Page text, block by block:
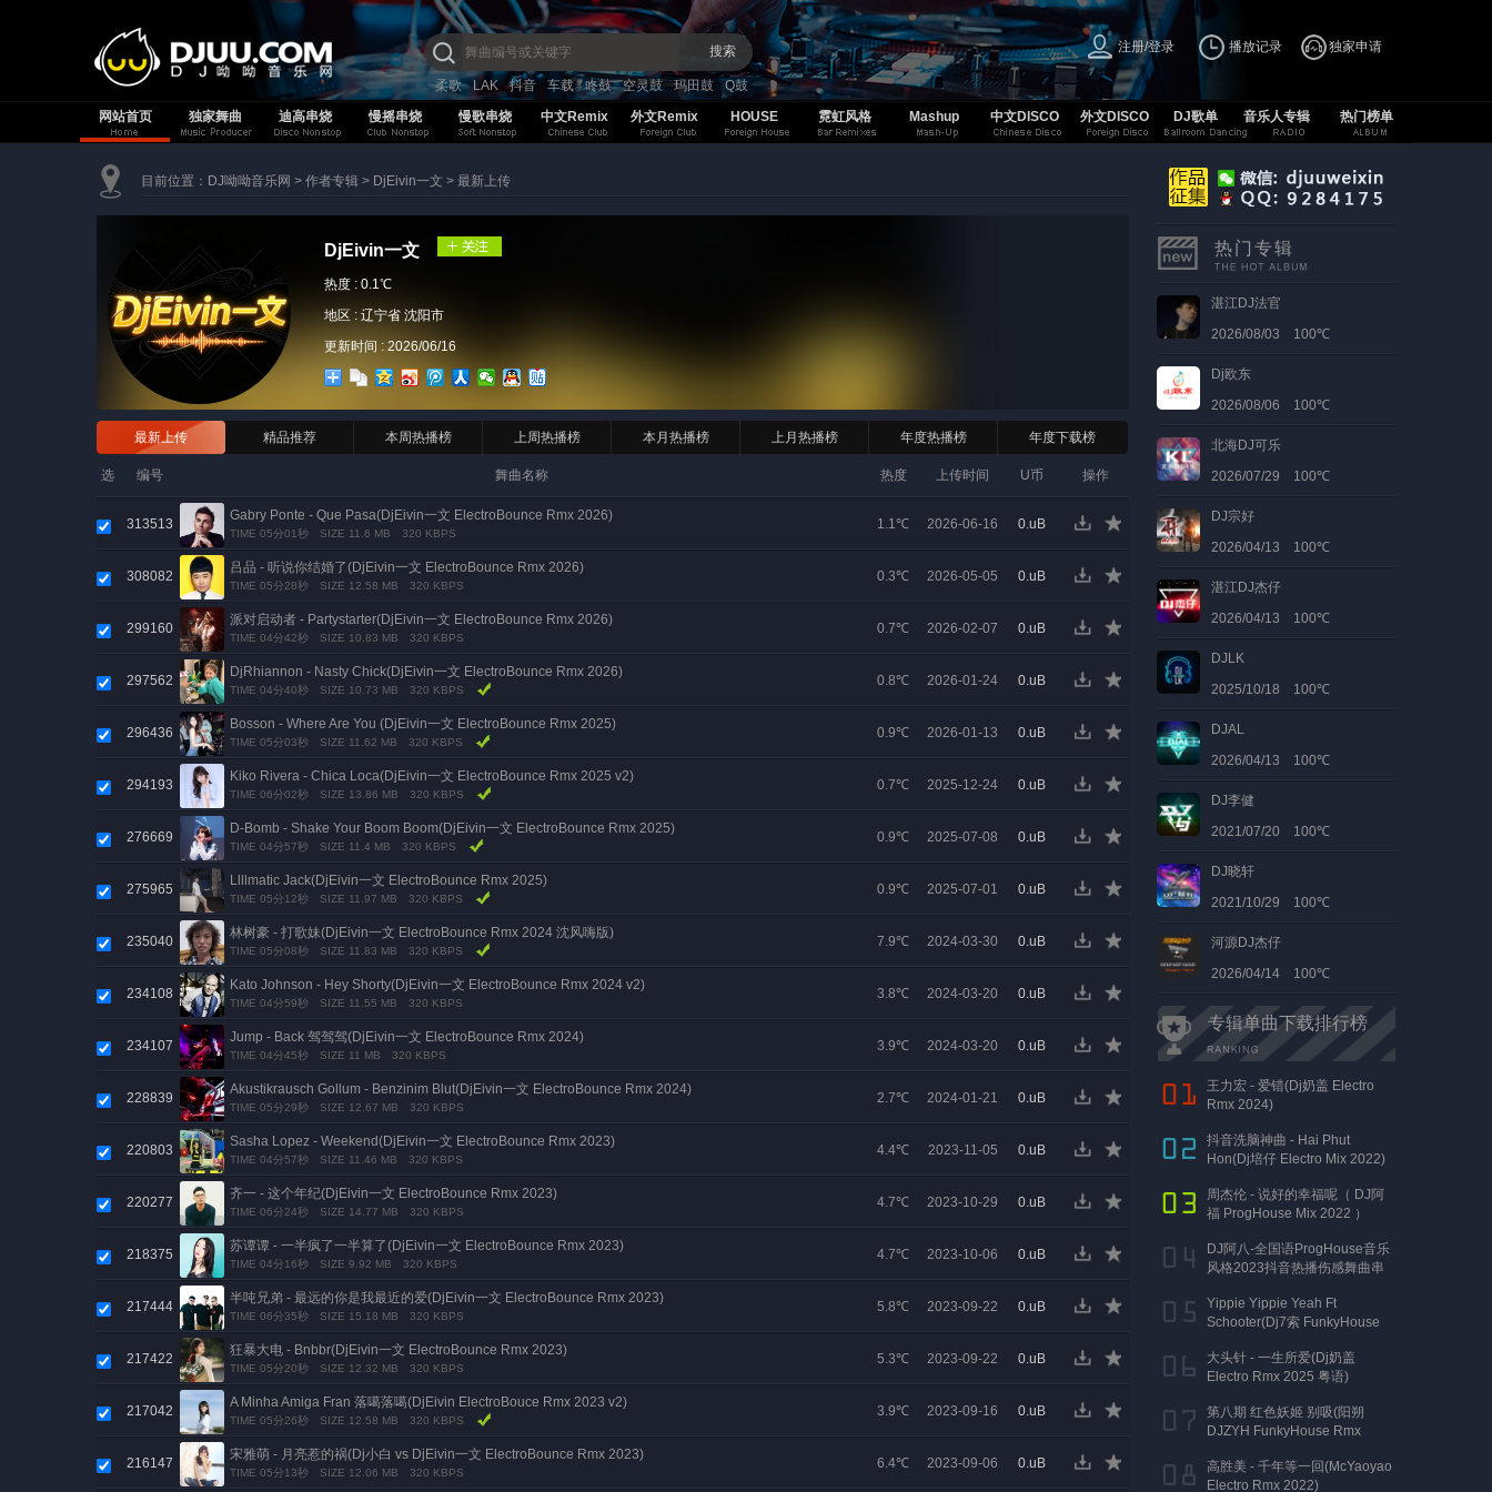
搜索
柔歌 LAK 抖音 车载 咚鼓 空灵鼓 玛田鼓 Q鼓
注册/登录 播放记录 独家申请
网站首页 独家舞曲 迪高串烧 慢摇串烧 慢歌串烧 中文Remix 外文Remix HOUSE 霓虹风格 Mashup 中文DISCO 外文DISCO DJ歌单 音乐人专辑 热门榜单
目前位置： DJ呦呦音乐网 > 作者专辑 > DjEivin一文 > 最新上传
DjEivin一文
热度 : 0.1℃
地区 : 辽宁省 沈阳市
更新时间 : 2026/06/16
最新上传 精品推荐 本周热播榜 上周热播榜 本月热播榜 上月热播榜 年度热播榜 年度下载榜
选 编号 舞曲名称 热度 上传时间 U币 操作
313513
Gabry Ponte - Que Pasa(DjEivin一文 ElectroBounce Rmx 2026)
TIME 05分01秒 SIZE 11.6 MB 320 KBPS
1.1℃ 2026-06-16 0.uB
308082
吕品 - 听说你结婚了(DjEivin一文 ElectroBounce Rmx 2026)
TIME 05分28秒 SIZE 12.58 MB 320 KBPS
0.3℃ 2026-05-05 0.uB
299160
派对启动者 - Partystarter(DjEivin一文 ElectroBounce Rmx 2026)
TIME 04分42秒 SIZE 10.83 MB 320 KBPS
0.7℃ 2026-02-07 0.uB
297562
DjRhiannon - Nasty Chick(DjEivin一文 ElectroBounce Rmx 2026)
TIME 04分40秒 SIZE 10.73 MB 320 KBPS
0.8℃ 2026-01-24 0.uB
296436
Bosson - Where Are You (DjEivin一文 ElectroBounce Rmx 2025)
TIME 05分03秒 SIZE 11.62 MB 320 KBPS
0.9℃ 2026-01-13 0.uB
294193
Kiko Rivera - Chica Loca(DjEivin一文 ElectroBounce Rmx 2025 v2)
TIME 06分02秒 SIZE 13.86 MB 320 KBPS
0.7℃ 2025-12-24 0.uB
276669
D-Bomb - Shake Your Boom Boom(DjEivin一文 ElectroBounce Rmx 2025)
TIME 04分57秒 SIZE 11.4 MB 320 KBPS
0.9℃ 2025-07-08 0.uB
275965
Llllmatic Jack(DjEivin一文 ElectroBounce Rmx 2025)
TIME 05分12秒 SIZE 11.97 MB 320 KBPS
0.9℃ 2025-07-01 0.uB
235040
林树豪 - 打歌妹(DjEivin一文 ElectroBounce Rmx 2024 沈风嗨版)
TIME 05分08秒 SIZE 11.83 MB 320 KBPS
7.9℃ 2024-03-30 0.uB
234108
Kato Johnson - Hey Shorty(DjEivin一文 ElectroBounce Rmx 2024 v2)
TIME 04分59秒 SIZE 11.55 MB 320 KBPS
3.8℃ 2024-03-20 0.uB
234107
Jump - Back 驾驾驾(DjEivin一文 ElectroBounce Rmx 2024)
TIME 04分45秒 SIZE 11 MB 320 KBPS
3.9℃ 2024-03-20 0.uB
228839
Akustikrausch Gollum - Benzinim Blut(DjEivin一文 ElectroBounce Rmx 2024)
TIME 05分29秒 SIZE 12.67 MB 320 KBPS
2.7℃ 2024-01-21 0.uB
220803
Sasha Lopez - Weekend(DjEivin一文 ElectroBounce Rmx 2023)
TIME 04分57秒 SIZE 11.46 MB 320 KBPS
4.4℃ 2023-11-05 0.uB
220277
齐一 - 这个年纪(DjEivin一文 ElectroBounce Rmx 2023)
TIME 06分24秒 SIZE 14.77 MB 320 KBPS
4.7℃ 2023-10-29 0.uB
218375
苏谭谭 - 一半疯了一半算了(DjEivin一文 ElectroBounce Rmx 2023)
TIME 04分16秒 SIZE 9.92 MB 320 KBPS
4.7℃ 2023-10-06 0.uB
217444
半吨兄弟 - 最远的你是我最近的爱(DjEivin一文 ElectroBounce Rmx 2023)
TIME 06分35秒 SIZE 15.18 MB 320 KBPS
5.8℃ 2023-09-22 0.uB
217422
狂暴大电 - Bnbbr(DjEivin一文 ElectroBounce Rmx 2023)
TIME 05分20秒 SIZE 12.32 MB 320 KBPS
5.3℃ 2023-09-22 0.uB
217042
A Minha Amiga Fran 落噶落噶(DjEivin ElectroBouce Rmx 2023 v2)
TIME 05分26秒 SIZE 12.58 MB 320 KBPS
3.9℃ 2023-09-16 0.uB
216147
宋雅萌 - 月亮惹的祸(Dj小白 vs DjEivin一文 ElectroBounce Rmx 2023)
TIME 05分13秒 SIZE 12.06 MB 320 KBPS
6.4℃ 2023-09-06 0.uB
热门专辑
湛江DJ法官
2026/08/03 100℃
Dj欧东
2026/08/06 100℃
北海DJ可乐
2026/07/29 100℃
DJ宗好
2026/04/13 100℃
湛江DJ杰仔
2026/04/13 100℃
DJLK
2025/10/18 100℃
DJAL
2026/04/13 100℃
DJ李健
2021/07/20 100℃
DJ晓轩
2021/10/29 100℃
河源DJ杰仔
2026/04/14 100℃
专辑单曲下载排行榜
王力宏 - 爱错(Dj奶盖 Electro
Rmx 2024)
抖音洗脑神曲 - Hai Phut
Hon(Dj培仔 Electro Mix 2022)
周杰伦 - 说好的幸福呢（ DJ阿
福 ProgHouse Mix 2022 ）
DJ阿八-全国语ProgHouse音乐
风格2023抖音热播伤感舞曲串
Yippie Yippie Yeah Ft
Schooter(Dj7索 FunkyHouse
大头针 - 一生所爱(Dj奶盖
Electro Rmx 2025 粤语)
第八期 红色妖姬 别吸(阳朔
DJZYH FunkyHouse Rmx
高胜美 - 千年等一回(McYaoyao
Electro Rmx 2022)